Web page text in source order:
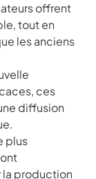
offrent
tout en
les anciens
ces
diffusion
plus
production